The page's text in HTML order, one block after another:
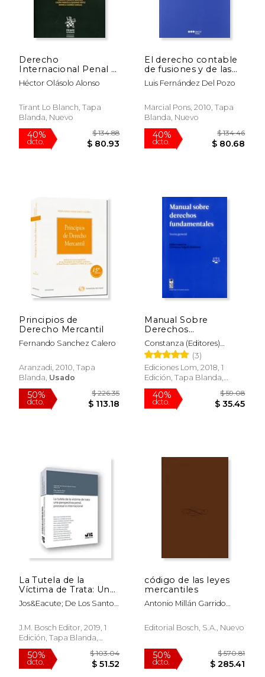
40% $ 63.95 40%
40%
$ 113.98
40%
dcto.
Derecho
Internacional Penal y
Humanitario
Héctor Olásolo Alonso
Tirant Lo Blanch, Tapa
Blanda, Nuevo
dcto. $ 80.93
El derecho contable
de fusiones y de las
otras modificaciones
estructurales:
contable en la Ley de
modificaciones
sociedades
mercantiles (Manual
Luis Fernández Del Pozo
Marcial Pons, 2010, Tapa
Blanda, Nuevo
dcto. $
Principios de
Derecho Mercantil
Fernando Sanchez Calero
Aranzadi, 2010, Tapa
Blanda, Usado
Manual Sobre
Derechos
Fundamentales
Constanza (Editores)
Contreras, Pablo Y
Salgado
(3)
Ediciones Lom, 2018, 1
Edición, Tapa Blanda,
Nuevo
La Tutela de la
Víctima de Trata: Una
Perspectiva Penal,
Procesal e
Jos&Eacute; De Los Santos
Pilar Mart&Iacute;N
R&Iacute;Os (Coord.)
J.M. Bosch Editor, 2019, 1
Edición, Tapa Blanda,
Nuevo
código de las leyes
mercantiles
Antonio Millán Garrido
Garach
Editorial Bosch, S.a., Nuevo